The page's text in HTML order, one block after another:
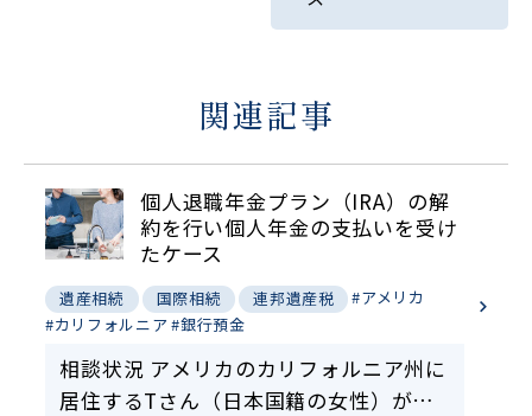
関連記事
個人退職年金プラン（IRA）の解
約を行い個人年金の支払いを受け
たケース
遺産相続 国際相続 連邦遺産税
#アメリカ
#カリフォルニア #銀行預金
相談状況 アメリカのカリフォルニア州に
居住するTさん（日本国籍の女性）が亡